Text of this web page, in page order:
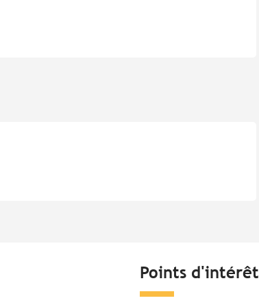
Points d'intérêt